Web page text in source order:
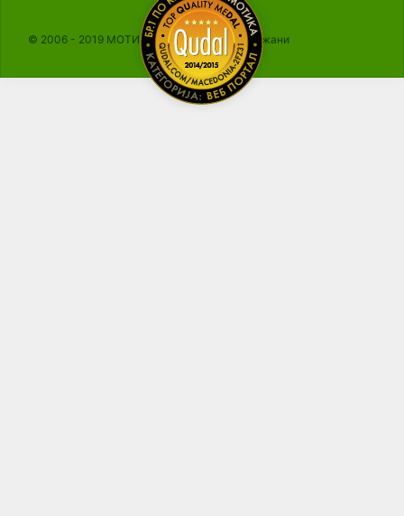
© 2006 - 2019 МОТИКА, Сите права се задржани